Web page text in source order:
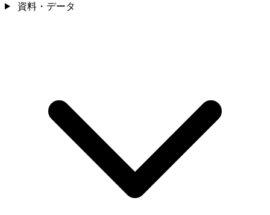
資料・データ